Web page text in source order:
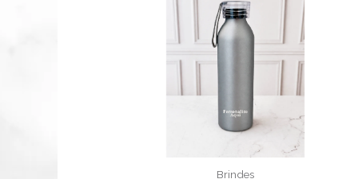
Brindes
preço:
R$44,90
através
R$48,90
produto
tem
várias
variantes.
As
opções
podem